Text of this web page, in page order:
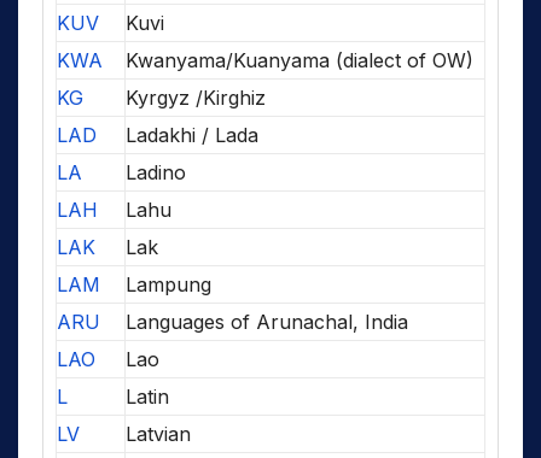
KUV
Kuvi
KWA
Kwanyama/Kuanyama (dialect of OW)
KG
Kyrgyz /Kirghiz
LAD
Ladakhi / Lada
LA
Ladino
LAH
Lahu
LAK
Lak
LAM
Lampung
ARU
Languages of Arunachal, India
LAO
Lao
L
Latin
LV
Latvian